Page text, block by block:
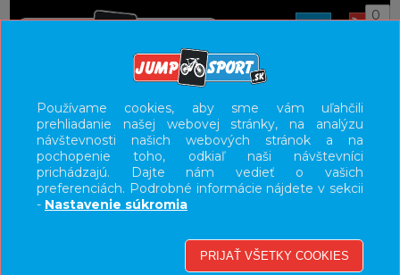
0
UŽÍVATEĽSKÝ PANEL
KATEGÓRIE
HLAVNÉ MENU
Používame cookies, aby sme vám uľahčili
prehliadanie našej webovej stránky, na analýzu
návštevnosti našich webových stránok a na
pochopenie toho, odkiaľ naši návštevníci
prichádzajú. Dajte nám vedieť o vašich
preferenciách. Podrobné informácie nájdete v sekcii
- Nastavenie súkromia